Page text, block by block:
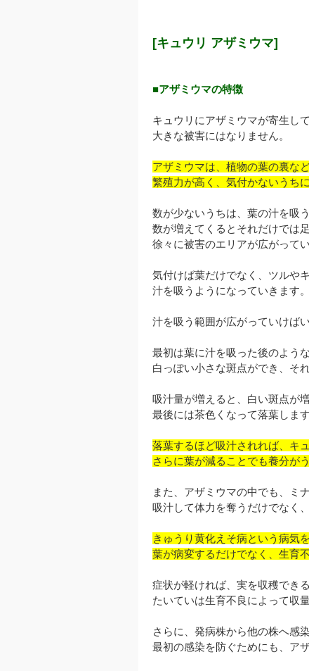
[キュウリ アザミウマ]
■アザミウマの特徴
キュウリにアザミウマが寄生し
大きな被害にはなりません。
アザミウマは、植物の葉の裏な
繁殖力が高く、気付かないうち
数が少ないうちは、葉の汁を吸
数が増えてくるとそれだけでは
徐々に被害のエリアが広がってい
気付けば葉だけでなく、ツルや
汁を吸うようになっていきます。
汁を吸う範囲が広がっていけば
最初は葉に汁を吸った後のような
白っぽい小さな斑点ができ、そ
吸汁量が増えると、白い斑点が増
最後には茶色くなって落葉します
落葉するほど吸汁されれば、キ
さらに葉が減ることでも養分が
また、アザミウマの中でも、ミ
吸汁して体力を奪うだけでなく
きゅうり黄化えそ病という病気
葉が病変するだけでなく、生育
症状が軽ければ、実を収穫でき
たいていは生育不良によって収
さらに、発病株から他の株へ感
最初の感染を防ぐためにも、ア